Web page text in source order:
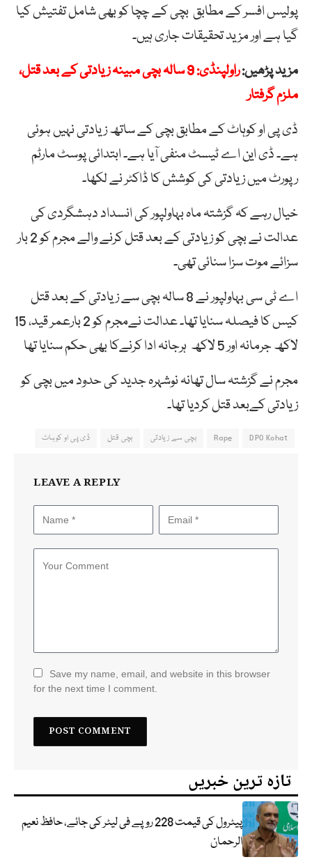
پولیس افسر کے مطابق بچی کے چچا کو بھی شامل تفتیش کیا
گیا ہے اور مزید تحقیقات جاری ہیں۔
مزید پڑھیں:
راولپنڈی: 9 سالہ بچی مبینہ زیادتی کے بعد قتل،
ملزم گرفتار
ڈی پی او کوہاٹ کے مطابق بچی کے ساتھ زیادتی نہیں ہوئی
ہے۔ ڈی این اے ٹیسٹ منفی آیا ہے۔ ابتدائی پوسٹ مارٹم
رپورٹ میں زیادتی کی کوشش کا ڈاکٹر نے لکھا۔
خیال رہے کہ گزشتہ ماہ بہاولپور کی انسداد دہشگردی کی
عدالت نے بچی کو زیادتی کے بعد قتل کرنے والے مجرم کو 2 بار
سزائے موت سزا سنائی تھی۔
اے ٹی سی بہاولپور نے 8 سالہ بچی سے زیادتی کے بعد قتل
کیس کا فیصلہ سنایا تھا۔ عدالت نےمجرم کو 2 بارعمر قید، 15
لاکھ جرمانہ اور 5 لاکھ ہرجانہ ادا کرنےکا بھی حکم سنایا تھا
مجرم نے گزشتہ سال تھانہ نوشہرہ جدید کی حدود میں بچی کو
زیادتی کےبعد قتل کردیا تھا۔
DPO Kohat
Rape بچی سے زیادتی بچی قتل ڈی پی او کوہاٹ
LEAVE A REPLY
Save my name, email, and website in this browser
for the next time I comment.
تازہ ترین خبریں
پیٹرول کی قیمت 228 روپے فی لیٹر کی جائے، حافظ نعیم
الرحمان